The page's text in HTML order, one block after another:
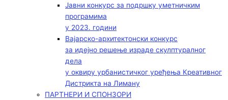
Јавни конкурс за подршку уметничким
програмима
у 2023. години
Вајарско-архитектонски конкурс
за идејно решење израде скулптуралног
дела
у оквиру урбанистичког уређења Креативног
Дистрикта на Лиману
ПАРТНЕРИ И СПОНЗОРИ